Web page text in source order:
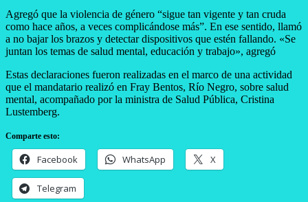
Agregó que la violencia de género “sigue tan vigente y tan cruda
como hace años, a veces complicándose más”. En ese sentido, llamó
a no bajar los brazos y detectar dispositivos que estén fallando. «Se
juntan los temas de salud mental, educación y trabajo», agregó
Estas declaraciones fueron realizadas en el marco de una actividad
que el mandatario realizó en Fray Bentos, Río Negro, sobre salud
mental, acompañado por la ministra de Salud Pública, Cristina
Lustemberg.
Comparte esto:
Facebook WhatsApp X
Telegram